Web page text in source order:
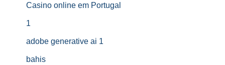
Casino online em Portugal
1
adobe generative ai 1
bahis